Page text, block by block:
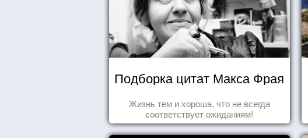
Подборка цитат Макса Фрая
Жизнь тем и хороша, что не всегда
соответствует ожиданиям!